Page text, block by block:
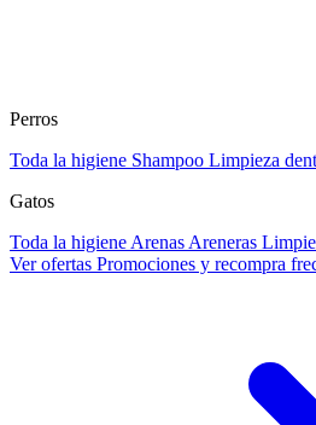
Perros
Toda la higiene Shampoo Limpieza
Gatos
Toda la higiene Arenas Areneras
Ver ofertas Promociones y recompra